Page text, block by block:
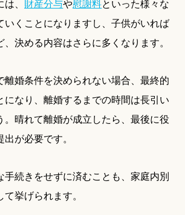
、 財産分与や慰謝料といった様々な
いくことになりますし、子供がいれば
、決める内容はさらに多くなります。
離婚条件を決められない場合、最終的
になり、離婚するまでの時間は長引い
。晴れて離婚が成立したら、最後に役
が必要です。
手続きをせずに済むことも、家庭内別
挙げられます。